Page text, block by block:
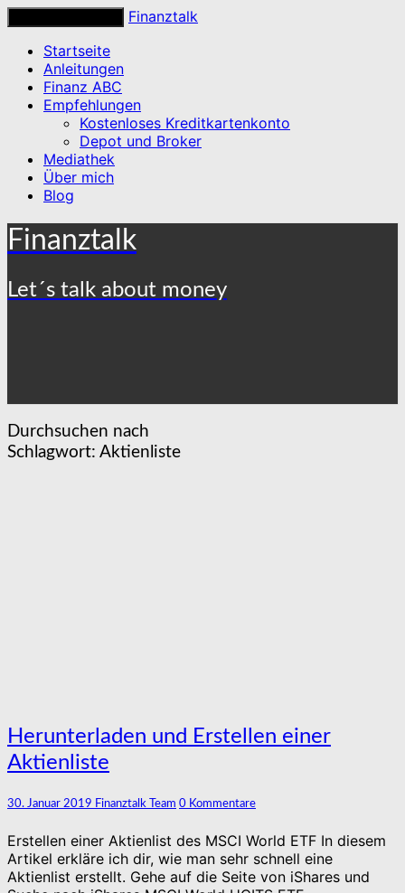
Finanztalk
Startseite
Anleitungen
Finanz ABC
Empfehlungen
Kostenloses Kreditkartenkonto
Depot und Broker
Mediathek
Über mich
Blog
Finanztalk
Let´s talk about money
Durchsuchen nach
Schlagwort: Aktienliste
Herunterladen
und
Erstellen
Aktienliste
Herunterladen und Erstellen einer
Aktienliste
30. Januar 2019 Finanztalk Team Kommentare
0 Kommentare
Erstellen einer Aktienlist des MSCI World ETF In diesem
Artikel erkläre ich dir, wie man sehr schnell eine
Aktienlist erstellt. Gehe auf die Seite von iShares und